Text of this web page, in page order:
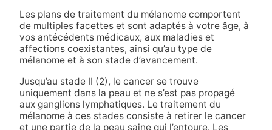
Les plans de traitement du mélanome comportent
de multiples facettes et sont adaptés à votre âge, à
vos antécédents médicaux, aux maladies et
affections coexistantes, ainsi qu’au type de
mélanome et à son stade d’avancement.
Jusqu’au stade II (2), le cancer se trouve
uniquement dans la peau et ne s’est pas propagé
aux ganglions lymphatiques. Le traitement du
mélanome à ces stades consiste à retirer le cancer
et une partie de la peau saine qui l’entoure. Les